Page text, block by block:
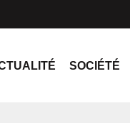
SOCIÉTÉ